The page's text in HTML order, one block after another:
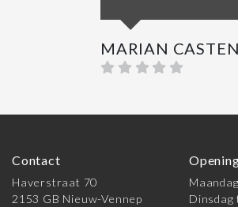
MARIAN
Contact
Haverstraat 70
2153 GB Nieuw-Vennep
Dinsdag